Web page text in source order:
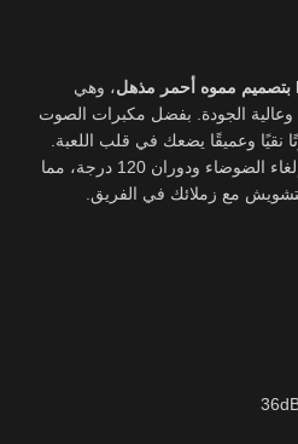
، وهي
الجودة. بفضل مكبرات الصوت
صوتًا نقيًا وعميقًا يضعك في قلب اللعبة.
الميكروفون المدمج مزود بتقنية إلغاء الضوضاء ودوران 120 درجة، مما
مع زملائك في الفريق.